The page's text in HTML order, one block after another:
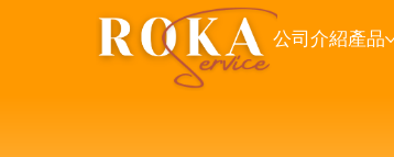
公司介紹產品